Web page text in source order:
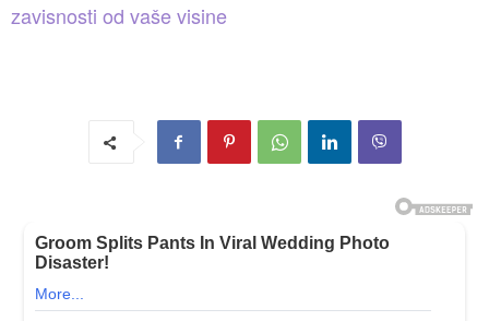
zavisnosti od vaše visine